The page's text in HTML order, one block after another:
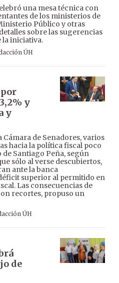
una mesa técnica con
de los ministerios de
Público y otras
sobre las sugerencias
iniciativa.
ÚH
y
y
de Senadores, varios
hacia la política fiscal poco
Santiago Peña, según
sólo al verse descubiertos,
ante la banca
superior al permitido en
Las consecuencias de
recortes, propuso un
ÚH
de